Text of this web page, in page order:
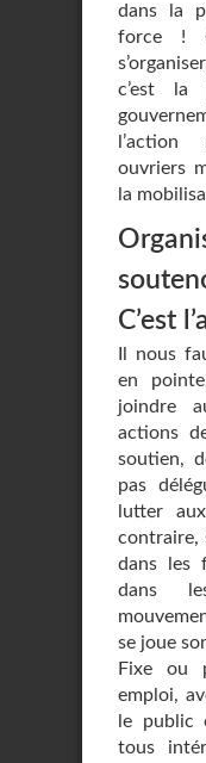
dans la
force !
c’est la
ouvriers
la
C’est
Il nous
en
joindre
actions
soutien,
pas
lutter
contraire,
dans les
dans
se joue
Fixe ou
emploi,
le public
tous